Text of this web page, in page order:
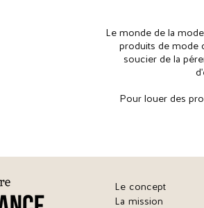
Le monde de la
produits de mode
soucier de la
Pour louer des
Le concept
La mission